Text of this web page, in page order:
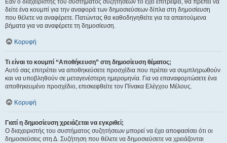
Εάν ο διαχειριστής του συστήματος συζητήσεων το έχει επιτρέψει, θα πρέπει να
δείτε ένα κουμπί για την αναφορά των δημοσιεύσεων δίπλα στη δημοσίευση
που θέλετε να αναφέρετε. Πατώντας θα καθοδηγηθείτε για τα απαιτούμενα
βήματα για να αναφέρετε τη δημοσίευση.
Κορυφή
Τι είναι το κουμπί “Αποθήκευση” στη δημοσίευση θέματος;
Αυτό σας επιτρέπει να αποθηκεύσετε προσχέδια που πρέπει να συμπληρωθούν
και να υποβληθούν σε μεταγενέστερη ημερομηνία. Για να επαναφορτώσετε ένα
αποθηκευμένο προσχέδιο, επισκεφθείτε τον Πίνακα Ελέγχου Μέλους.
Κορυφή
Γιατί η δημοσίευση χρειάζεται να εγκριθεί;
Ο διαχειριστής του συστήματος συζητήσεων μπορεί να έχει αποφασίσει ότι οι
δημοσιεύσεις στη Δ. Συζήτηση που θέλετε να δημοσιεύσετε να χρειάζονται